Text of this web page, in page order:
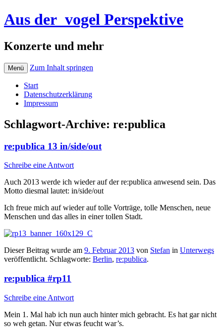
Aus der_vogel Perspektive
Konzerte und mehr
Menü Zum Inhalt springen
Start
Datenschutzerklärung
Impressum
Schlagwort-Archive: re:publica
re:publica 13 in/side/out
Schreibe eine Antwort
Auch 2013 werde ich wieder auf der re:publica anwesend sein. Das
Motto diesmal lautet: in/side/out
Ich freue mich auf wieder auf tolle Vorträge, tolle Menschen, neue
Menschen und das alles in einer tollen Stadt.
Dieser Beitrag wurde am 9. Februar 2013 von Stefan in Unterwegs
veröffentlicht. Schlagworte: Berlin, re:publica.
re:publica #rp11
Schreibe eine Antwort
Mein 1. Mal hab ich nun auch hinter mich gebracht. Es hat gar nicht
so weh getan. Nur etwas feucht war’s.